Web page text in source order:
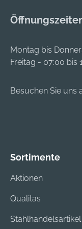
Montag bis
Freitag - 07:00 bis
Besuchen Sie uns
Sortimente
Aktionen
Qualitas
Stahlhandelsartikel